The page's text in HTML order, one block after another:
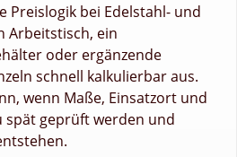
Preislogik bei Edelstahl- und
Arbeitstisch, ein
oder ergänzende
schnell kalkulierbar aus.
wenn Maße, Einsatzort und
spät geprüft werden und